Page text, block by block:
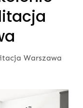
Warszawa